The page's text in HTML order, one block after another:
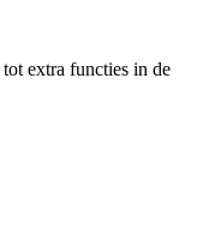
extra functies in de